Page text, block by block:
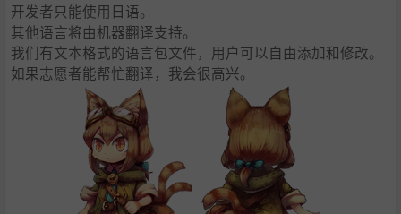
开发者只能使用日语。
其他语言将由机器翻译支持。
我们有文本格式的语言包文件，用户可以自由添加和修改。
如果志愿者能帮忙翻译，我会很高兴。